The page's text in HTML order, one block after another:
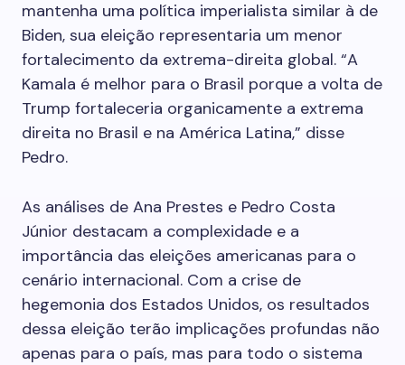
mantenha uma política imperialista similar à de
Biden, sua eleição representaria um menor
fortalecimento da extrema-direita global. “A
Kamala é melhor para o Brasil porque a volta de
Trump fortaleceria organicamente a extrema
direita no Brasil e na América Latina,” disse
Pedro.
As análises de Ana Prestes e Pedro Costa
Júnior destacam a complexidade e a
importância das eleições americanas para o
cenário internacional. Com a crise de
hegemonia dos Estados Unidos, os resultados
dessa eleição terão implicações profundas não
apenas para o país, mas para todo o sistema